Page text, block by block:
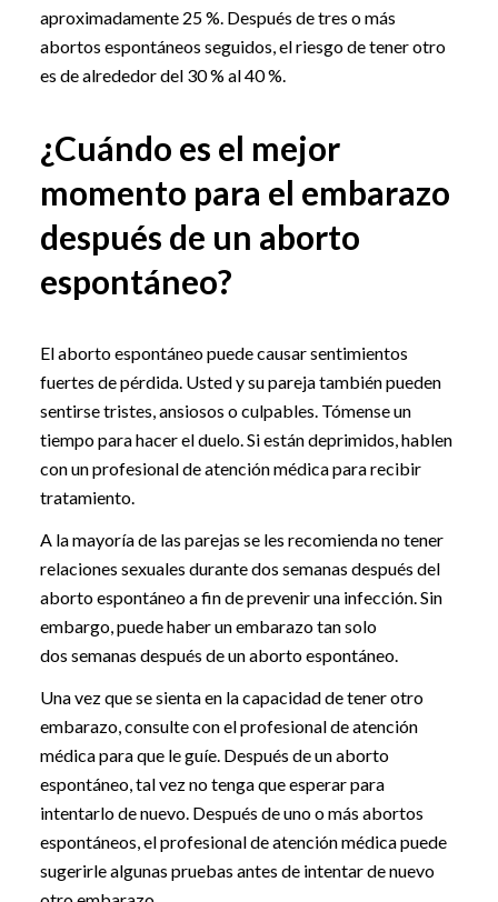
aproximadamente 25 %. Después de tres o más
abortos espontáneos seguidos, el riesgo de tener otro
es de alrededor del 30 % al 40 %.
¿Cuándo es el mejor
momento para el embarazo
después de un aborto
espontáneo?
El aborto espontáneo puede causar sentimientos
fuertes de pérdida. Usted y su pareja también pueden
sentirse tristes, ansiosos o culpables. Tómense un
tiempo para hacer el duelo. Si están deprimidos, hablen
con un profesional de atención médica para recibir
tratamiento.
A la mayoría de las parejas se les recomienda no tener
relaciones sexuales durante dos semanas después del
aborto espontáneo a fin de prevenir una infección. Sin
embargo, puede haber un embarazo tan solo
dos semanas después de un aborto espontáneo.
Una vez que se sienta en la capacidad de tener otro
embarazo, consulte con el profesional de atención
médica para que le guíe. Después de un aborto
espontáneo, tal vez no tenga que esperar para
intentarlo de nuevo. Después de uno o más abortos
espontáneos, el profesional de atención médica puede
sugerirle algunas pruebas antes de intentar de nuevo